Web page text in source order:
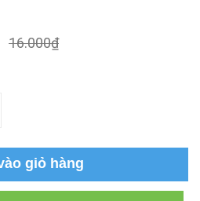
16.000₫
giỏ hàng